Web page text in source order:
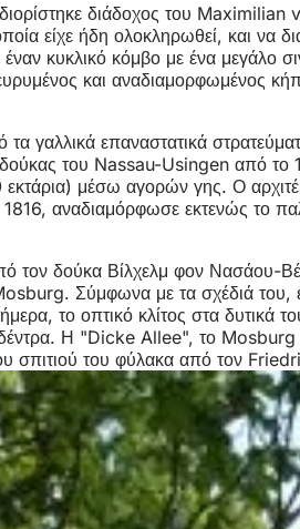
διάδοχος του Maximilian
είχε ήδη ολοκληρωθεί, και να
κυκλικό κόμβο με ένα μεγάλο
και αναδιαμορφωμένος
γαλλικά επαναστατικά
του Nassau-Usingen από το
μέσω αγορών γης. Ο
αναδιαμόρφωσε εκτενώς το
τον δούκα Βίλχελμ φον
Σύμφωνα με τα σχέδιά του,
το οπτικό κλίτος στα
δέντρα. Η "Dicke Allee", το
σπιτιού του φύλακα από τον